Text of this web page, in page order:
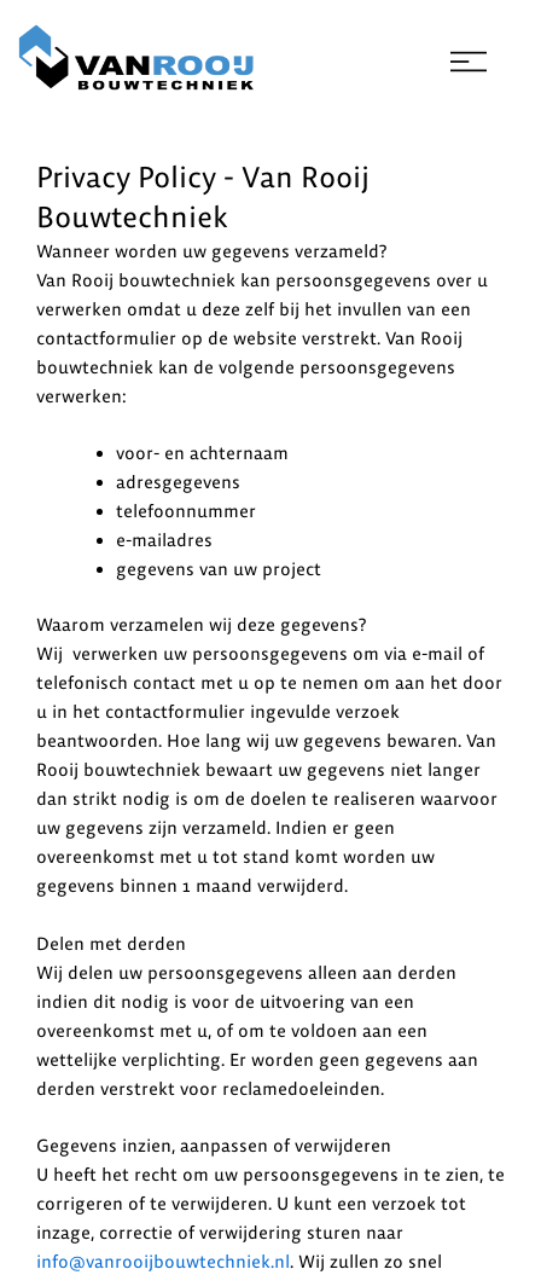
naar
Privacy Policy - Van Rooij
Bouwtechniek
Wanneer worden uw gegevens verzameld?
Van Rooij bouwtechniek kan persoonsgegevens over u
verwerken omdat u deze zelf bij het invullen van een
contactformulier op de website verstrekt. Van Rooij
bouwtechniek kan de volgende persoonsgegevens
verwerken:
voor- en achternaam
adresgegevens
telefoonnummer
e-mailadres
gegevens van uw project
Waarom verzamelen wij deze gegevens?
Wij verwerken uw persoonsgegevens om via e-mail of
telefonisch contact met u op te nemen om aan het door
u in het contactformulier ingevulde verzoek
beantwoorden. Hoe lang wij uw gegevens bewaren. Van
Rooij bouwtechniek bewaart uw gegevens niet langer
dan strikt nodig is om de doelen te realiseren waarvoor
uw gegevens zijn verzameld. Indien er geen
overeenkomst met u tot stand komt worden uw
gegevens binnen 1 maand verwijderd.
Delen met derden
Wij delen uw persoonsgegevens alleen aan derden
indien dit nodig is voor de uitvoering van een
overeenkomst met u, of om te voldoen aan een
wettelijke verplichting. Er worden geen gegevens aan
derden verstrekt voor reclamedoeleinden.
Gegevens inzien, aanpassen of verwijderen
U heeft het recht om uw persoonsgegevens in te zien, te
corrigeren of te verwijderen. U kunt een verzoek tot
inzage, correctie of verwijdering sturen naar
info@vanrooijbouwtechniek.nl. Wij zullen zo snel